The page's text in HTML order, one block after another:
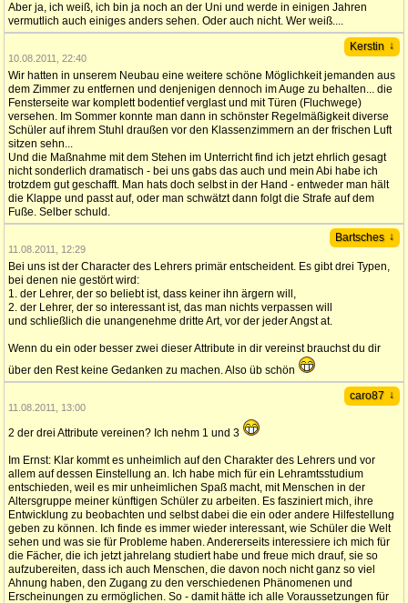
Aber ja, ich weiß, ich bin ja noch an der Uni und werde in einigen Jahren
vermutlich auch einiges anders sehen. Oder auch nicht. Wer weiß....
Kerstin ↓
10.08.2011, 22:40
Wir hatten in unserem Neubau eine weitere schöne Möglichkeit jemanden aus
dem Zimmer zu entfernen und denjenigen dennoch im Auge zu behalten... die
Fensterseite war komplett bodentief verglast und mit Türen (Fluchwege)
versehen. Im Sommer konnte man dann in schönster Regelmäßigkeit diverse
Schüler auf ihrem Stuhl draußen vor den Klassenzimmern an der frischen Luft
sitzen sehn...
Und die Maßnahme mit dem Stehen im Unterricht find ich jetzt ehrlich gesagt
nicht sonderlich dramatisch - bei uns gabs das auch und mein Abi habe ich
trotzdem gut geschafft. Man hats doch selbst in der Hand - entweder man hält
die Klappe und passt auf, oder man schwätzt dann folgt die Strafe auf dem
Fuße. Selber schuld.
Bartsches ↓
11.08.2011, 12:29
Bei uns ist der Character des Lehrers primär entscheident. Es gibt drei Typen,
bei denen nie gestört wird:
1. der Lehrer, der so beliebt ist, dass keiner ihn ärgern will,
2. der Lehrer, der so interessant ist, das man nichts verpassen will
und schließlich die unangenehme dritte Art, vor der jeder Angst at.
Wenn du ein oder besser zwei dieser Attribute in dir vereinst brauchst du dir
über den Rest keine Gedanken zu machen. Also üb schön
caro87 ↓
11.08.2011, 13:00
2 der drei Attribute vereinen? Ich nehm 1 und 3
Im Ernst: Klar kommt es unheimlich auf den Charakter des Lehrers und vor
allem auf dessen Einstellung an. Ich habe mich für ein Lehramtsstudium
entschieden, weil es mir unheimlichen Spaß macht, mit Menschen in der
Altersgruppe meiner künftigen Schüler zu arbeiten. Es fasziniert mich, ihre
Entwicklung zu beobachten und selbst dabei die ein oder andere Hilfestellung
geben zu können. Ich finde es immer wieder interessant, wie Schüler die Welt
sehen und was sie für Probleme haben. Andererseits interessiere ich mich für
die Fächer, die ich jetzt jahrelang studiert habe und freue mich drauf, sie so
aufzubereiten, dass ich auch Menschen, die davon noch nicht ganz so viel
Ahnung haben, den Zugang zu den verschiedenen Phänomenen und
Erscheinungen zu ermöglichen. So - damit hätte ich alle Voraussetzungen für